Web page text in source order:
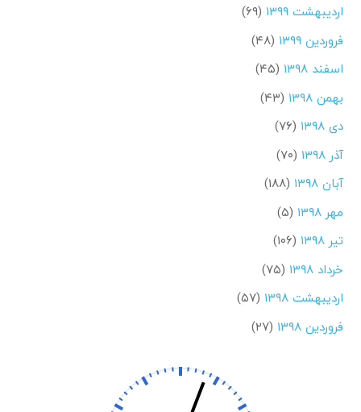
اردیبهشت ۱۳۹۹
(۶۹)
فروردین ۱۳۹۹
(۴۸)
اسفند ۱۳۹۸
(۴۵)
بهمن ۱۳۹۸
(۴۳)
دی ۱۳۹۸
(۷۶)
آذر ۱۳۹۸
(۷۰)
آبان ۱۳۹۸
(۱۸۸)
مهر ۱۳۹۸
(۵)
تیر ۱۳۹۸
(۱۰۶)
خرداد ۱۳۹۸
(۷۵)
اردیبهشت ۱۳۹۸
(۵۷)
فروردین ۱۳۹۸
(۲۷)